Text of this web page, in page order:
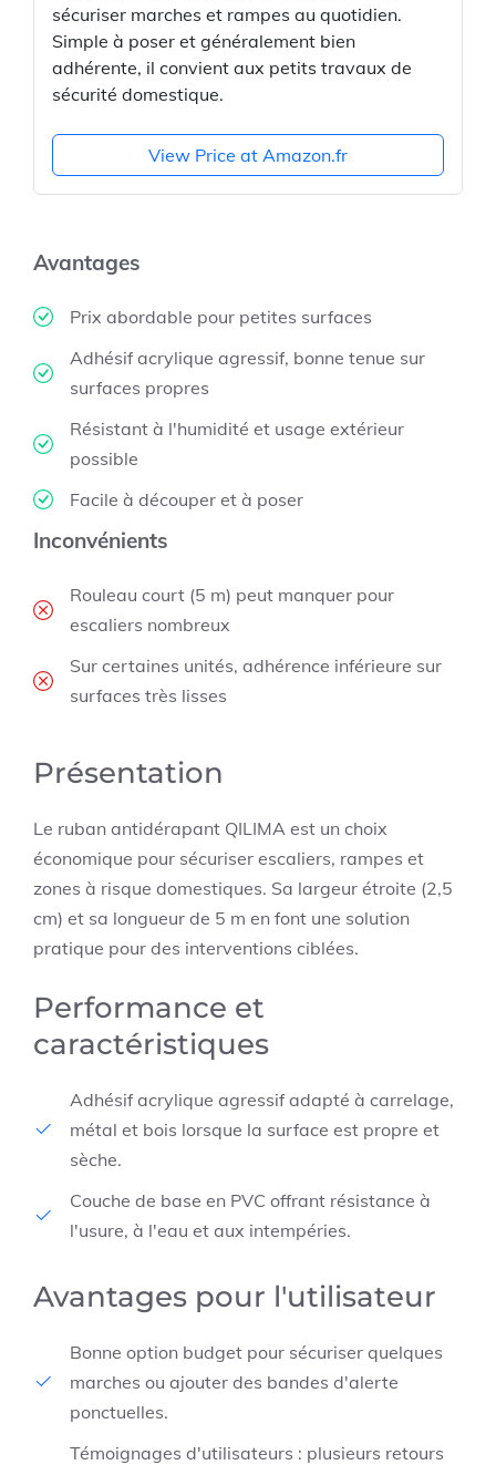
sécuriser marches et rampes au quotidien.
Simple à poser et généralement bien
adhérente, il convient aux petits travaux de
sécurité domestique.
View Price at Amazon.fr
Avantages
Prix abordable pour petites surfaces
Adhésif acrylique agressif, bonne tenue sur
surfaces propres
Résistant à l'humidité et usage extérieur
possible
Facile à découper et à poser
Inconvénients
Rouleau court (5 m) peut manquer pour
escaliers nombreux
Sur certaines unités, adhérence inférieure sur
surfaces très lisses
Présentation
Le ruban antidérapant QILIMA est un choix
économique pour sécuriser escaliers, rampes et
zones à risque domestiques. Sa largeur étroite (2,5
cm) et sa longueur de 5 m en font une solution
pratique pour des interventions ciblées.
Performance et
caractéristiques
Adhésif acrylique agressif adapté à carrelage,
métal et bois lorsque la surface est propre et
sèche.
Couche de base en PVC offrant résistance à
l'usure, à l'eau et aux intempéries.
Avantages pour l'utilisateur
Bonne option budget pour sécuriser quelques
marches ou ajouter des bandes d'alerte
ponctuelles.
Témoignages d'utilisateurs : plusieurs retours